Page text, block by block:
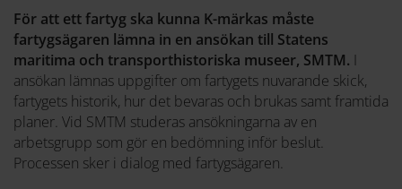
För att ett fartyg ska kunna K-märkas måste
fartygsägaren lämna in en ansökan till Statens
maritima och transporthistoriska museer, SMTM. I
ansökan lämnas uppgifter om fartygets nuvarande skick,
fartygets historik, hur det bevaras och brukas samt framtida
planer. Vid SMTM studeras ansökningarna av en
arbetsgrupp som gör en bedömning inför beslut.
Processen sker i dialog med fartygsägaren.